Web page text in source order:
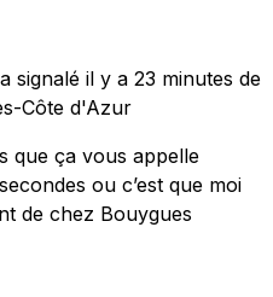
signalé il y a 23 minutes de
Côte d'Azur
que ça vous appelle
ou c’est que moi
de chez Bouygues